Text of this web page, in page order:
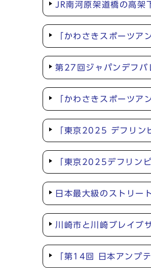
JR南河原架道橋の高
「かわさきスポーツア
第27回ジャパンデフバ
「かわさきスポーツア
「東京2025 デフリン
「東京2025デフリン
日本最大級のストリ
川崎市と川崎ブレイ
「第14回 日本アンプ